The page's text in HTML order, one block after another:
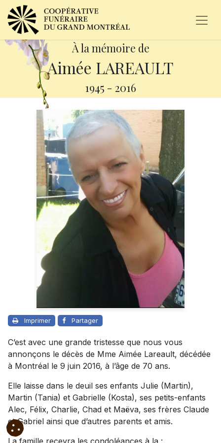
À la mémoire de
Aimée LAREAULT
1945 - 2016
Imprimer Partager
C’est avec une grande tristesse que nous vous
annonçons le décès de Mme Aimée Lareault, décédée
à Montréal le 9 juin 2016, à l’âge de 70 ans.
Elle laisse dans le deuil ses enfants Julie (Martin),
Martin (Tania) et Gabrielle (Kosta), ses petits-enfants
Alec, Félix, Charlie, Chad et Maëva, ses frères Claude
et Gabriel ainsi que d’autres parents et amis.